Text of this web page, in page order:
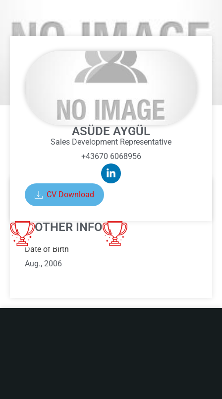
ASÜDE AYGÜL
Sales Development Representative
+43670 6068956
CV Download
OTHER INFO
ABOUT ASÜDE AYGÜL
Date of Birth
Aug., 2006